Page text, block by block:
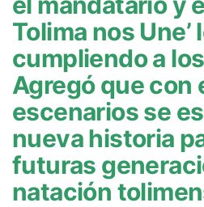
Tolima nos Une’
cumpliendo a
Agregó que con
escenarios se
nueva historia
futuras
natación